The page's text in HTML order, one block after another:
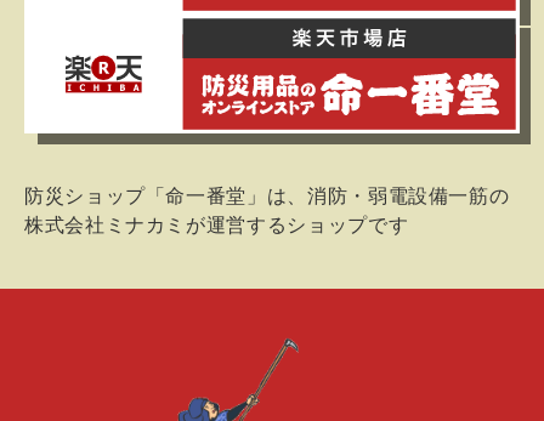
防災ショップ「命一番堂」は、消防・弱電設備一筋の
株式会社ミナカミが運営するショップです